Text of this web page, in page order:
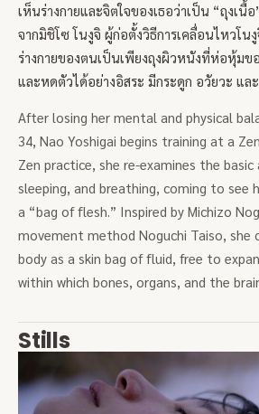
เห็นร่างกายและจิตใจของเธอว่าเป็น “ถุงเนื้
จากมิชิโซ โนงูจิ ผู้ก่อตั้งวิธีการเคลื่อนไหวโน
ร่างกายของตนเป็นเพียงถุงผิวหนังที่ห่อหุ้มข
และหดตัวได้อย่างอิสระ มีกระดูก อวัยวะ แล
After losing her mental and physical
34, Nao Yoshigai begins training at a
Zen practice, she re-examines the
sleeping, and breathing, coming to see
a “bag of flesh.” Inspired by Michizo
movement method Noguchi Taiso, she
body as a skin bag of fluid, free to
within which bones, organs, and the
Stills